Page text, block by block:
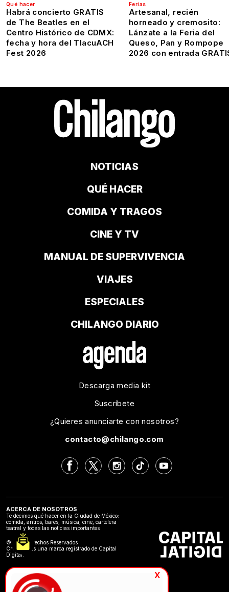
Qué hacer
Habrá concierto GRATIS
de The Beatles en el
Centro Histórico de CDMX:
fecha y hora del TlacuACH
Fest 2026
Ferias
Artesanal, recién
horneado y cremosito:
Lánzate a la Feria del
Queso, Pan y Rompope
2026 con entrada
NOTICIAS
QUÉ HACER
COMIDA Y TRAGOS
CINE Y TV
MANUAL DE SUPERVIVENCIA
VIAJES
ESPECIALES
CHILANGO DIARIO
Descarga media kit
Suscríbete
¿Quieres anunciarte con nosotros?
contacto@chilango.com
ACERCA DE NOSOTROS
Te decimos qué hacer en la Ciudad de México:
comida, antros, bares, música, cine, cartelera
teatral y todas las noticias importantes
©2024 Derechos Reservados
Chilango es una marca registrado de Capital
Digital.
x